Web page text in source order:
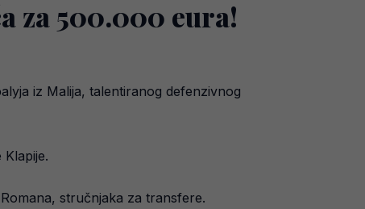
za 500.000 eura!
iz Malija, talentiranog defenzivnog
stručnjaka za transfere.